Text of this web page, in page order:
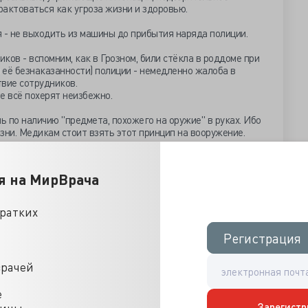
на МирВрача
Регистрация
Регистрация
как угроза жизни и здоровью.
- не выходить из машины до прибытия наряда полиции.
- вспомним, как в Грозном, били стёкла в роддоме при
безнаказанности) полиции - немедленно жалоба в
сотрудников.
всё похерят неизбежно.
по наличию "предмета, похожего на оружие" в руках. Ибо
Медикам стоит взять этот принцип на вооружение.
газом, а немедленно прекратить всякую работу и
делать ничего.
посоветоваться. Звонок диспетчеру, звонок в
карте вызова с указанием времени и т.д. и т.п.
хоть какие крики из слышны о помощи - никто не обязан
и рисковать своей жизнью.
не обязан лезть в воду и вытаскивать или как можно
помощь. Даже если всё секунды решают. Более того;
пр. врач не обязан лезть в кровь, а без воздуховода,
он не обследован.